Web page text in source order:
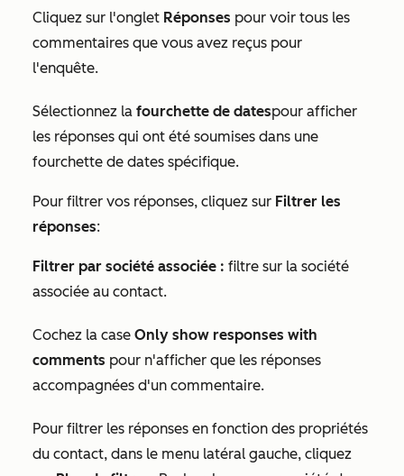
Cliquez sur l'onglet Réponses pour voir tous les
commentaires que vous avez reçus pour
l'enquête.
Sélectionnez la fourchette de datespour afficher
les réponses qui ont été soumises dans une
fourchette de dates spécifique.
Pour filtrer vos réponses, cliquez sur Filtrer les
réponses:
Filtrer par société associée : filtre sur la société
associée au contact.
Cochez la case Only show responses with
comments pour n'afficher que les réponses
accompagnées d'un commentaire.
Pour filtrer les réponses en fonction des propriétés
du contact, dans le menu latéral gauche, cliquez